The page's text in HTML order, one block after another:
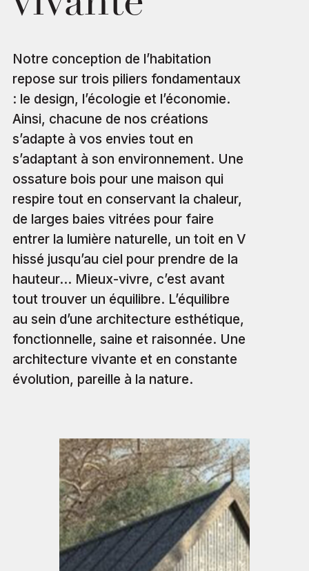
Notre conception de l’habitation
repose sur trois piliers fondamentaux
: le design, l’écologie et l’économie.
Ainsi, chacune de nos créations
s’adapte à vos envies tout en
s’adaptant à son environnement. Une
ossature bois pour une maison qui
respire tout en conservant la chaleur,
de larges baies vitrées pour faire
entrer la lumière naturelle, un toit en V
hissé jusqu’au ciel pour prendre de la
hauteur… Mieux-vivre, c’est avant
tout trouver un équilibre. L’équilibre
au sein d’une architecture esthétique,
fonctionnelle, saine et raisonnée. Une
architecture vivante et en constante
évolution, pareille à la nature.